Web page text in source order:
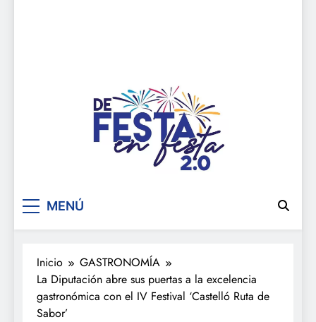
De festa en festa 2.0
MENÚ
Inicio
GASTRONOMÍA
La Diputación abre sus puertas a la excelencia
gastronómica con el IV Festival ‘Castelló Ruta de
Sabor’